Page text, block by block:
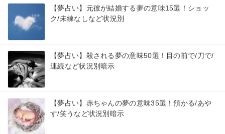
【夢占い】元彼が結婚する夢の意味15選！ショッ
ク/未練なしなど状況別
【夢占い】殺される夢の意味50選！目の前で/刀で/
連続など状況別暗示
【夢占い】赤ちゃんの夢の意味35選！預かる/あや
す/笑うなど状況別暗示